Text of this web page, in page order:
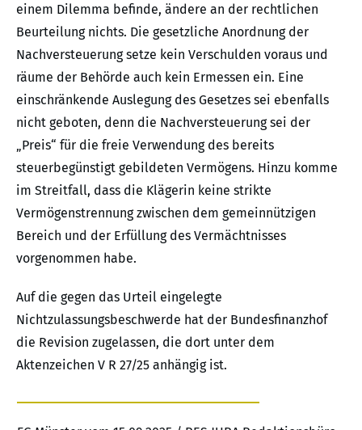
einem Dilemma befinde, ändere an der rechtlichen
Beurteilung nichts. Die gesetzliche Anordnung der
Nachversteuerung setze kein Verschulden voraus und
räume der Behörde auch kein Ermessen ein. Eine
einschränkende Auslegung des Gesetzes sei ebenfalls
nicht geboten, denn die Nachversteuerung sei der
„Preis“ für die freie Verwendung des bereits
steuerbegünstigt gebildeten Vermögens. Hinzu komme
im Streitfall, dass die Klägerin keine strikte
Vermögenstrennung zwischen dem gemeinnützigen
Bereich und der Erfüllung des Vermächtnisses
vorgenommen habe.
Auf die gegen das Urteil eingelegte
Nichtzulassungsbeschwerde hat der Bundesfinanzhof
die Revision zugelassen, die dort unter dem
Aktenzeichen V R 27/25 anhängig ist.